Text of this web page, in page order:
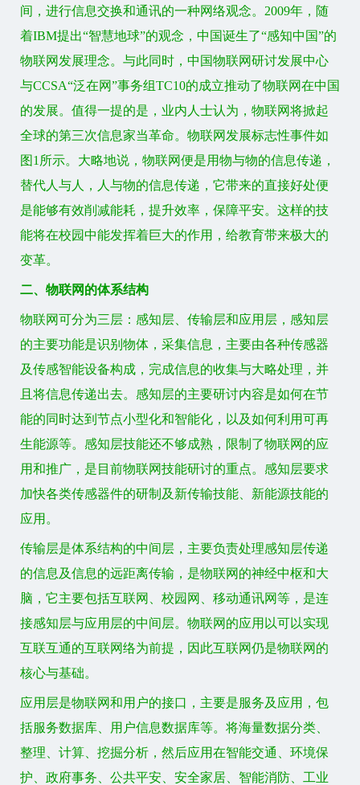
间，进行信息交换和通讯的一种网络观念。2009年，随
着IBM提出“智慧地球”的观念，中国诞生了“感知中国”的
物联网发展理念。与此同时，中国物联网研讨发展中心
与CCSA“泛在网”事务组TC10的成立推动了物联网在中国
的发展。值得一提的是，业内人士认为，物联网将掀起
全球的第三次信息家当革命。物联网发展标志性事件如
图1所示。大略地说，物联网便是用物与物的信息传递，
替代人与人，人与物的信息传递，它带来的直接好处便
是能够有效削减能耗，提升效率，保障平安。这样的技
能将在校园中能发挥着巨大的作用，给教育带来极大的
变革。
二、物联网的体系结构
物联网可分为三层：感知层、传输层和应用层，感知层
的主要功能是识别物体，采集信息，主要由各种传感器
及传感智能设备构成，完成信息的收集与大略处理，并
且将信息传递出去。感知层的主要研讨内容是如何在节
能的同时达到节点小型化和智能化，以及如何利用可再
生能源等。感知层技能还不够成熟，限制了物联网的应
用和推广，是目前物联网技能研讨的重点。感知层要求
加快各类传感器件的研制及新传输技能、新能源技能的
应用。
传输层是体系结构的中间层，主要负责处理感知层传递
的信息及信息的远距离传输，是物联网的神经中枢和大
脑，它主要包括互联网、校园网、移动通讯网等，是连
接感知层与应用层的中间层。物联网的应用以可以实现
互联互通的互联网络为前提，因此互联网仍是物联网的
核心与基础。
应用层是物联网和用户的接口，主要是服务及应用，包
括服务数据库、用户信息数据库等。将海量数据分类、
整理、计算、挖掘分析，然后应用在智能交通、环境保
护、政府事务、公共平安、安全家居、智能消防、工业